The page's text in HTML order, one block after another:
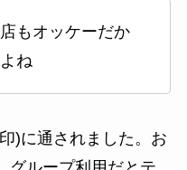
もオッケーだか
ね
)に通されました。お